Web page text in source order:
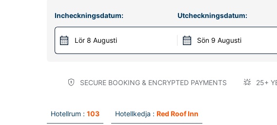
Incheckningsdatum:
Lör 8 Augusti
Utcheckningsdatum:
Sön 9 Augusti
SECURE BOOKING & ENCRYPTED PAYMENTS 25+
Hotellrum : 103 Hotellkedja : Red Roof Inn